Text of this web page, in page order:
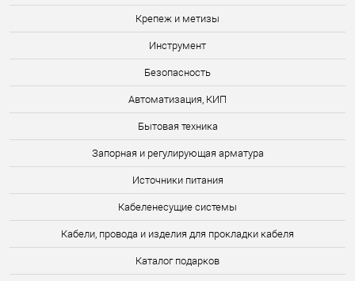
Крепеж и метизы
Инструмент
Безопасность
Автоматизация, КИП
Бытовая техника
Запорная и регулирующая арматура
Источники питания
Кабеленесущие системы
Кабели, провода и изделия для прокладки кабеля
Каталог подарков